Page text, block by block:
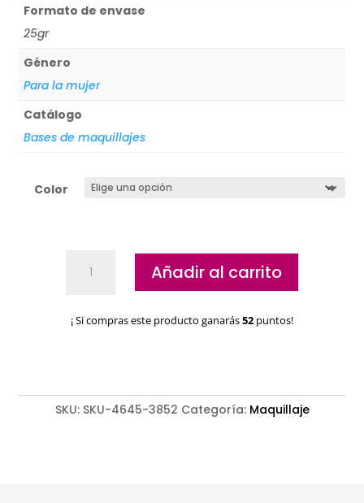
Formato de envase
25gr
Género
Para la mujer
Catálogo
Bases de maquillajes
Color
Stick
Añadir al carrito
¡ Si compras este producto ganarás52 puntos!
SKU: SKU-4645-3852 Categoría: Maquillaje